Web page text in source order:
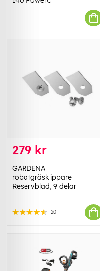
279 kr
GARDENA
robotgräsklippare
Reservblad, 9 delar
20